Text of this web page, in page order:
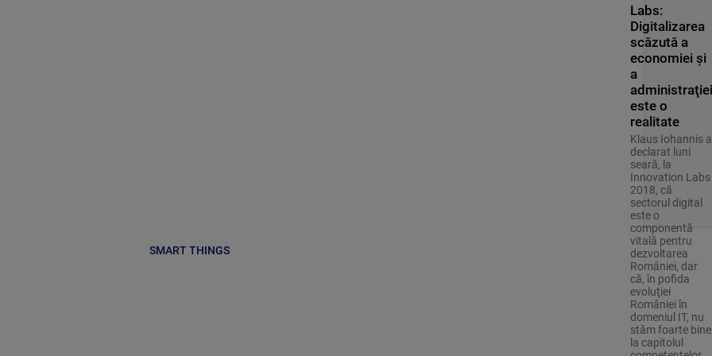
SMART THINGS
Labs:
Digitalizarea
scăzută a
economiei şi
a
administraţiei
este o
realitate
Klaus Iohannis a
declarat luni
seară, la
Innovation Labs
2018, că
sectorul digital
este o
componentă
vitală pentru
dezvoltarea
României, dar
că, în pofida
evoluţiei
României în
domeniul IT, nu
stăm foarte bine
la capitolul